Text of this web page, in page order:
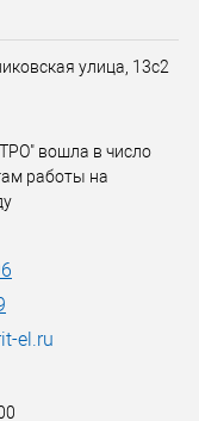
улица, 13с2
вошла в число
работы на
el.ru